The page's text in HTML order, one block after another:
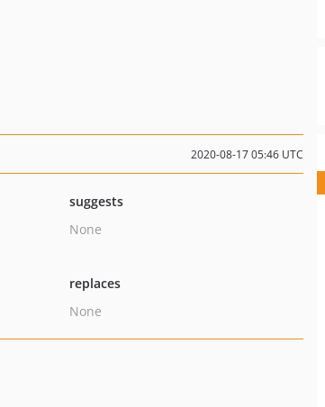
2020-08-17 05:46 UTC
suggests
None
replaces
None